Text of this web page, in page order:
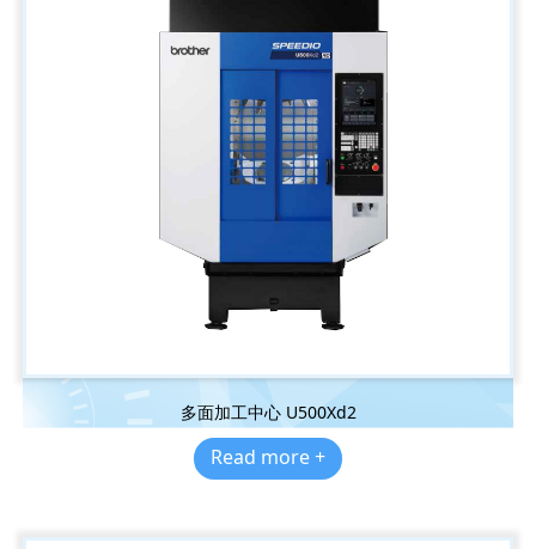
多面加工中心 U500Xd2
Read more +